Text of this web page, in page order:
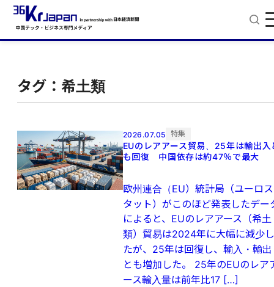
タグ：希土類
2026.07.05 特集
EUのレアアース貿易、25年は輸出入
も回復 中国依存は約47％で最大
欧州連合（EU）統計局（ユーロス
タット）がこのほど発表したデー
によると、EUのレアアース（希土
類）貿易は2024年に大幅に減少し
たが、25年は回復し、輸入・輸出
とも増加した。 25年のEUのレア
ース輸入量は前年比17 […]